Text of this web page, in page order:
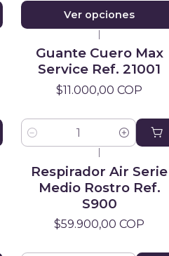
Ver opciones
Guante Cuero Max
Service Ref. 21001
$11.000,00 COP
Cantidad
Respirador Air Serie
Medio Rostro Ref.
S900
$59.900,00 COP